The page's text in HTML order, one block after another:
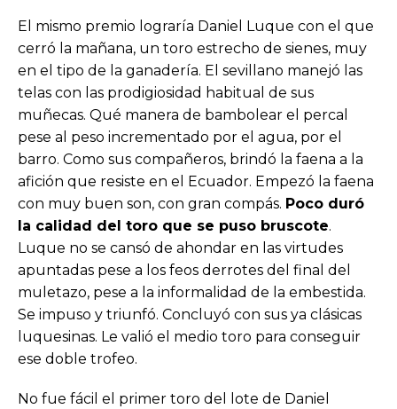
El mismo premio lograría Daniel Luque con el que
cerró la mañana, un toro estrecho de sienes, muy
en el tipo de la ganadería. El sevillano manejó las
telas con las prodigiosidad habitual de sus
muñecas. Qué manera de bambolear el percal
pese al peso incrementado por el agua, por el
barro. Como sus compañeros, brindó la faena a la
afición que resiste en el Ecuador. Empezó la faena
con muy buen son, con gran compás. Poco duró
la calidad del toro que se puso bruscote.
Luque no se cansó de ahondar en las virtudes
apuntadas pese a los feos derrotes del final del
muletazo, pese a la informalidad de la embestida.
Se impuso y triunfó. Concluyó con sus ya clásicas
luquesinas. Le valió el medio toro para conseguir
ese doble trofeo.
No fue fácil el primer toro del lote de Daniel